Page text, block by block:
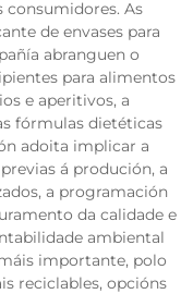
consumidores. As
de envases para
abranguen o
para alimentos
e aperitivos, a
fórmulas dietéticas
adoita implicar a
á produción, a
a programación
da calidade e
ambiental
importante, polo
reciclables, opcións